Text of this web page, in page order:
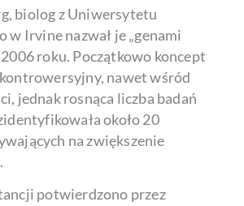
biolog z Uniwersytetu
Irvine nazwał je „genami
roku. Początkowo koncept
nawet wśród
jednak rosnąca liczba badań
około 20
na zwiększenie
potwierdzono przez